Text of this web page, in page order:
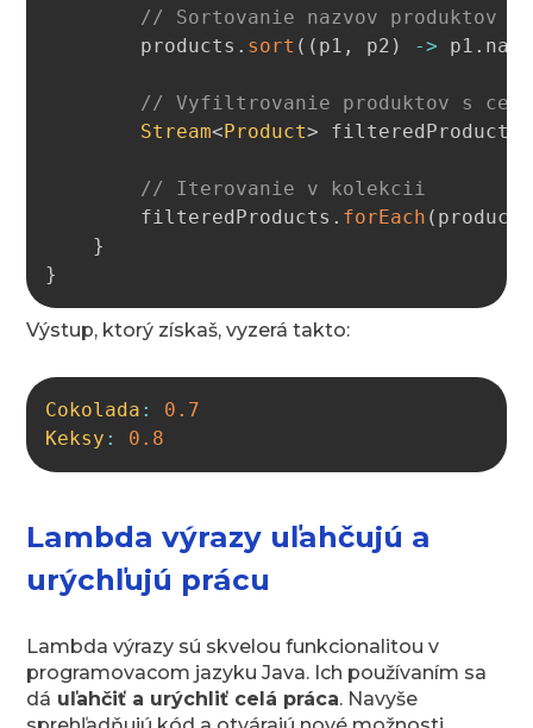
// Sortovanie nazvov produktov
        products
. sort ( ( p1 , p2 ) -> p1 . name
// Vyfiltrovanie produktov s
Stream<Product> filteredProducts
// Iterovanie v kolekcii
        filteredProducts
. forEach ( product
}
}
Výstup, ktorý získaš, vyzerá takto:
Cokolada :
0.7
Keksy : 0.8
Lambda výrazy uľahčujú a
urýchľujú prácu
Lambda výrazy sú skvelou funkcionalitou v
programovacom jazyku Java. Ich používaním sa
dá uľahčiť a urýchliť celá práca. Navyše